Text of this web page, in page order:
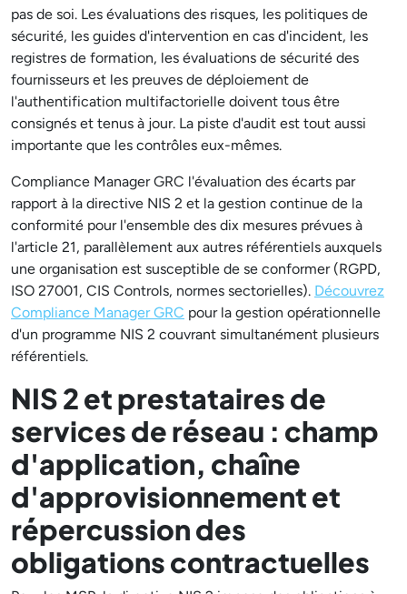
pas de soi. Les évaluations des risques, les politiques de
sécurité, les guides d'intervention en cas d'incident, les
registres de formation, les évaluations de sécurité des
fournisseurs et les preuves de déploiement de
l'authentification multifactorielle doivent tous être
consignés et tenus à jour. La piste d'audit est tout aussi
importante que les contrôles eux-mêmes.
Compliance Manager GRC l'évaluation des écarts par
rapport à la directive NIS 2 et la gestion continue de la
conformité pour l'ensemble des dix mesures prévues à
l'article 21, parallèlement aux autres référentiels auxquels
une organisation est susceptible de se conformer (RGPD,
ISO 27001, CIS Controls, normes sectorielles). Découvrez
Compliance Manager GRC pour la gestion opérationnelle
d'un programme NIS 2 couvrant simultanément plusieurs
référentiels.
NIS 2 et prestataires de
services de réseau : champ
d'application, chaîne
d'approvisionnement et
répercussion des
obligations contractuelles